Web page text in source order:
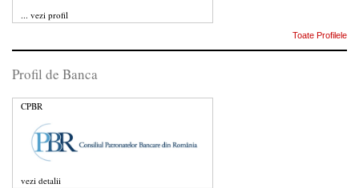
... vezi profil
Toate Profilele
Profil de Banca
CPBR
vezi detalii